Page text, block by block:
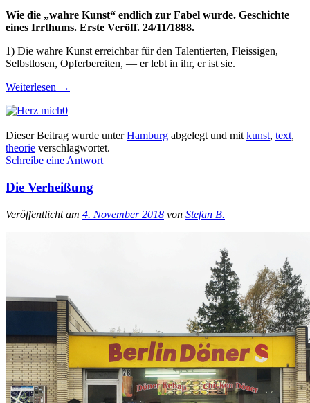
Wie die „wahre Kunst“ endlich zur Fabel wurde. Geschichte
eines Irrthums. Erste Veröff. 24/11/1888.
1) Die wahre Kunst erreichbar für den Talentierten, Fleissigen,
Selbstlosen, Opferbereiten, — er lebt in ihr, er ist sie.
Weiterlesen →
0
Dieser Beitrag wurde unterHamburg abgelegt und mit kunst, text,
theorie verschlagwortet.
Schreibe eine Antwort
Die Verheißung
Veröffentlicht am 4. November 2018 von Stefan B.